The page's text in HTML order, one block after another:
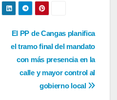
El PP de Cangas planifica
el tramo final del mandato
con más presencia en la
calle y mayor control al
gobierno local